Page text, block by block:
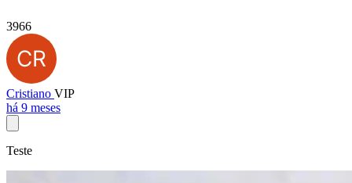
3966
Cristiano VIP
há 9 meses
Teste